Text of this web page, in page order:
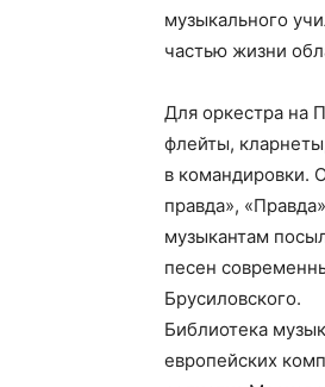
музыкального
частью жизни
Для оркестра на
флейты,
в командировки.
правда»,
музыкантам
песен
Брусиловского.
Библиотека
европейских